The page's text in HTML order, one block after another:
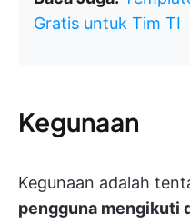
Gratis untuk Tim TI
Kegunaan
Kegunaan adalah
pengguna mengikuti